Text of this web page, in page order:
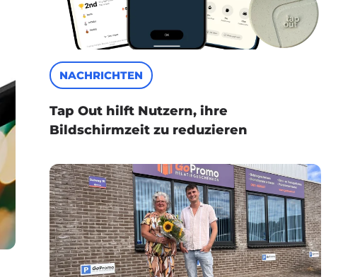
NACHRICHTEN
Tap Out hilft Nutzern, ihre
Bildschirmzeit zu reduzieren